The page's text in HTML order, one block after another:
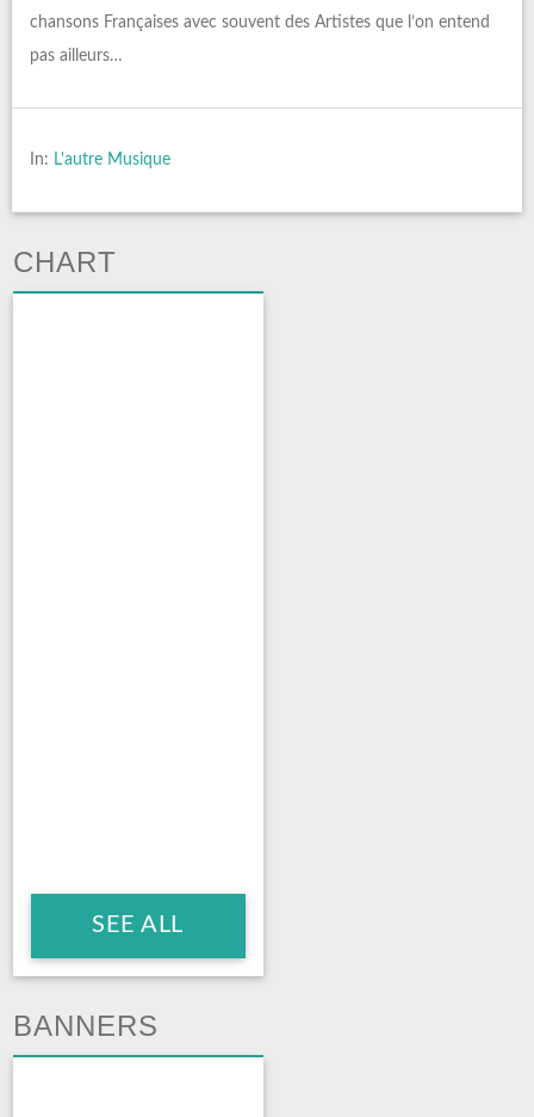
chansons Françaises avec souvent des Artistes que l’on entend
pas ailleurs…
In: L'autre Musique
CHART
SEE ALL
BANNERS